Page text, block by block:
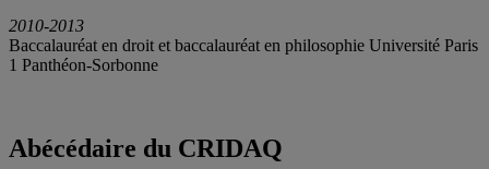
2010-2013
Baccalauréat en droit et baccalauréat en philosophie Université Paris
1 Panthéon-Sorbonne
Abécédaire du CRIDAQ